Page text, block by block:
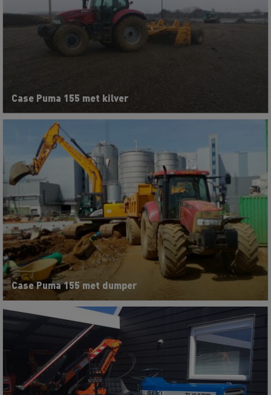
Case Puma 155 met kilver
Case Puma 155 met dumper